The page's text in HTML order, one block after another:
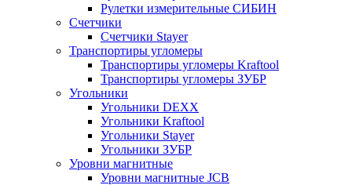
Рулетки измерительные СИБИН
Счетчики
Счетчики Stayer
Транспортиры угломеры
Транспортиры угломеры Kraftool
Транспортиры угломеры ЗУБР
Угольники
Угольники DEXX
Угольники Kraftool
Угольники Stayer
Угольники ЗУБР
Уровни магнитные
Уровни магнитные JCB